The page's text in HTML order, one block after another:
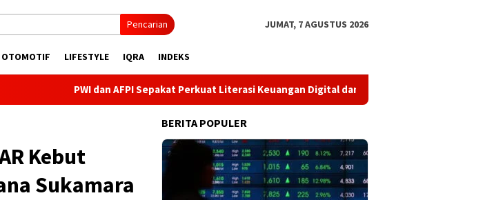
Pencarian JUMAT, 7 AGUSTUS 2026
OTOMOTIF LIFESTYLE IQRA INDEKS
PWI dan AFPI Sepakat Perkuat Literasi Keuangan Digital dan Bijak Memilih Pindar
Kebut
Sukamara
BERITA POPULER